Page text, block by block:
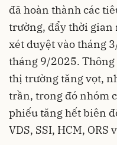
đã hoàn thành các
trường, đẩy thời gian
xét duyệt vào tháng
tháng 9/2025.
thị trường tăng vọt,
trần, trong đó nhóm
phiếu tăng hết biên
VDS, SSI, HCM, ORS